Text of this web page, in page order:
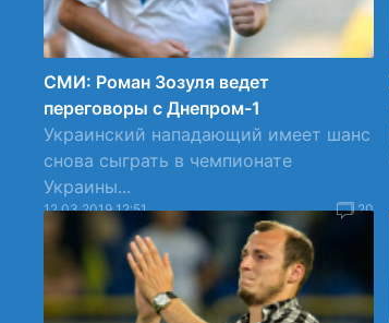
СМИ: Роман Зозуля ведет
переговоры с Днепром-1
Украинский нападающий имеет шанс
снова сыграть в чемпионате
Украины...
12.03.2019 12:51 20